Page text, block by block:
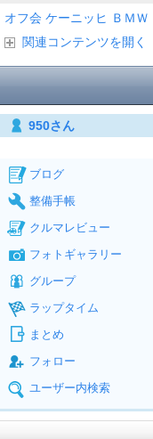
オフ会 ケーニッヒ ＢＭＷ
関連コンテンツを開く
950さん
ブログ
整備手帳
クルマレビュー
フォトギャラリー
グループ
ラップタイム
まとめ
フォロー
ユーザー内検索